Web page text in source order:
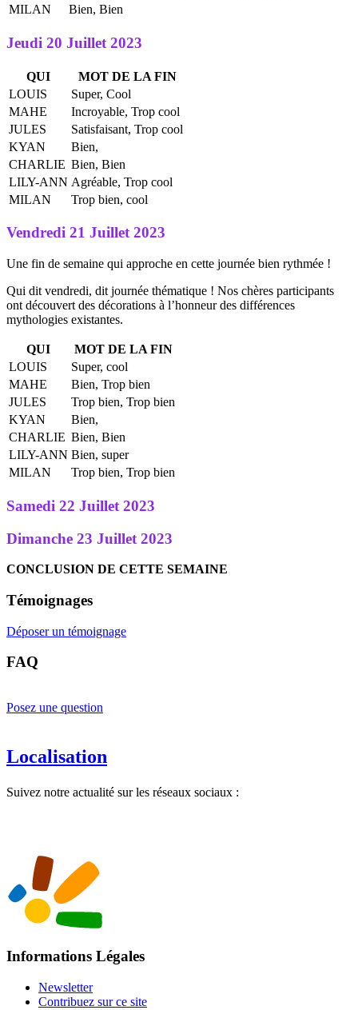
MILAN
Bien, Bien
Jeudi 20 Juillet 2023
QUI
MOT DE LA FIN
LOUIS
Super, Cool
MAHE
Incroyable, Trop cool
JULES
Satisfaisant, Trop cool
KYAN
Bien,
CHARLIE Bien, Bien
LILY-ANN Agréable, Trop cool
MILAN
Trop bien, cool
Vendredi 21 Juillet 2023
Une fin de semaine qui approche en cette journée bien rythmée !
Qui dit vendredi, dit journée thématique ! Nos chères participants
ont découvert des décorations à l’honneur des différences
mythologies existantes.
QUI
MOT DE LA FIN
LOUIS
Super, cool
MAHE
Bien, Trop bien
JULES
Trop bien, Trop bien
KYAN
Bien,
CHARLIE Bien, Bien
LILY-ANN Bien, super
MILAN
Trop bien, Trop bien
Samedi 22 Juillet 2023
Dimanche 23 Juillet 2023
CONCLUSION DE CETTE SEMAINE
Témoignages
Déposer un témoignage
FAQ
Posez une question
Localisation
Suivez notre actualité sur les réseaux sociaux :
Informations Légales
Newsletter
Contribuez sur ce site